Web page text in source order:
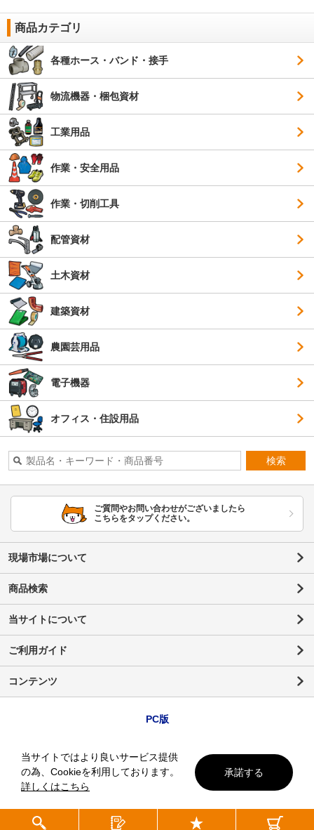
商品カテゴリ
各種ホース・バンド・接手
物流機器・梱包資材
工業用品
作業・安全用品
作業・切削工具
配管資材
土木資材
建築資材
農園芸用品
電子機器
オフィス・住設用品
検索
ご質問やお問い合わせがございましたら
こちらをタップください。
現場市場について
商品検索
当サイトについて
ご利用ガイド
コンテンツ
PC版
当サイトではより良いサービス提供
の為、Cookieを利用しております。
詳しくはこちら
承諾する